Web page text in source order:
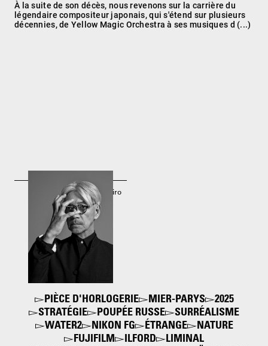
À la suite de son décès, nous revenons sur la carrière du
légendaire compositeur japonais, qui s'étend sur plusieurs
décennies, de Yellow Magic Orchestra à ses musiques d (...)
Ryuichi Sakamoto par Jiro
Konami
PIÈCE D'HORLOGERIE MIER-PARYS
2025
STRATÉGIE
POUPÉE RUSSE
SURRÉALISME
WATER2
NIKON FG ÉTRANGE
NATURE
FUJIFILM
ILFORD
LIMINAL